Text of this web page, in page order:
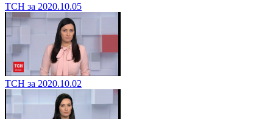
ТСН за 2020.10.05
ТСН за 2020.10.02